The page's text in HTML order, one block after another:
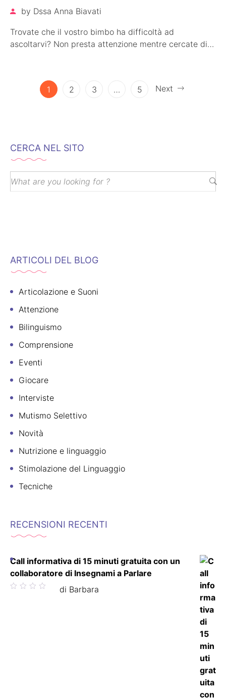
by Dssa Anna Biavati
Trovate che il vostro bimbo ha difficoltà ad
ascoltarvi? Non presta attenzione mentre cercate di
1 2 3 … 5 Next
CERCA NEL SITO
ARTICOLI DEL BLOG
Articolazione e Suoni
Attenzione
Bilinguismo
Comprensione
Eventi
Giocare
Interviste
Mutismo Selettivo
Novità
Nutrizione e linguaggio
Stimolazione del Linguaggio
Tecniche
RECENSIONI RECENTI
Call informativa di 15 minuti gratuita con un
collaboratore di Insegnami a Parlare
Valutato di Barbara